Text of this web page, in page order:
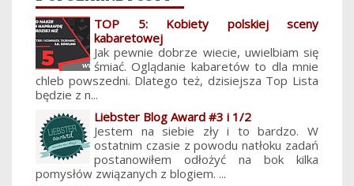
TOP 5: Kobiety polskiej sceny
kabaretowej
Jak pewnie dobrze wiecie, uwielbiam się
śmiać. Oglądanie kabaretów to dla mnie
chleb powszedni. Dlatego też, dzisiejsza Top Lista
będzie z n...
Liebster Blog Award #3 i 1/2
Jestem na siebie zły i to bardzo. W
ostatnim czasie z powodu natłoku zadań
postanowiłem odłożyć na bok kilka
pomysłów związanych z blogiem. ...